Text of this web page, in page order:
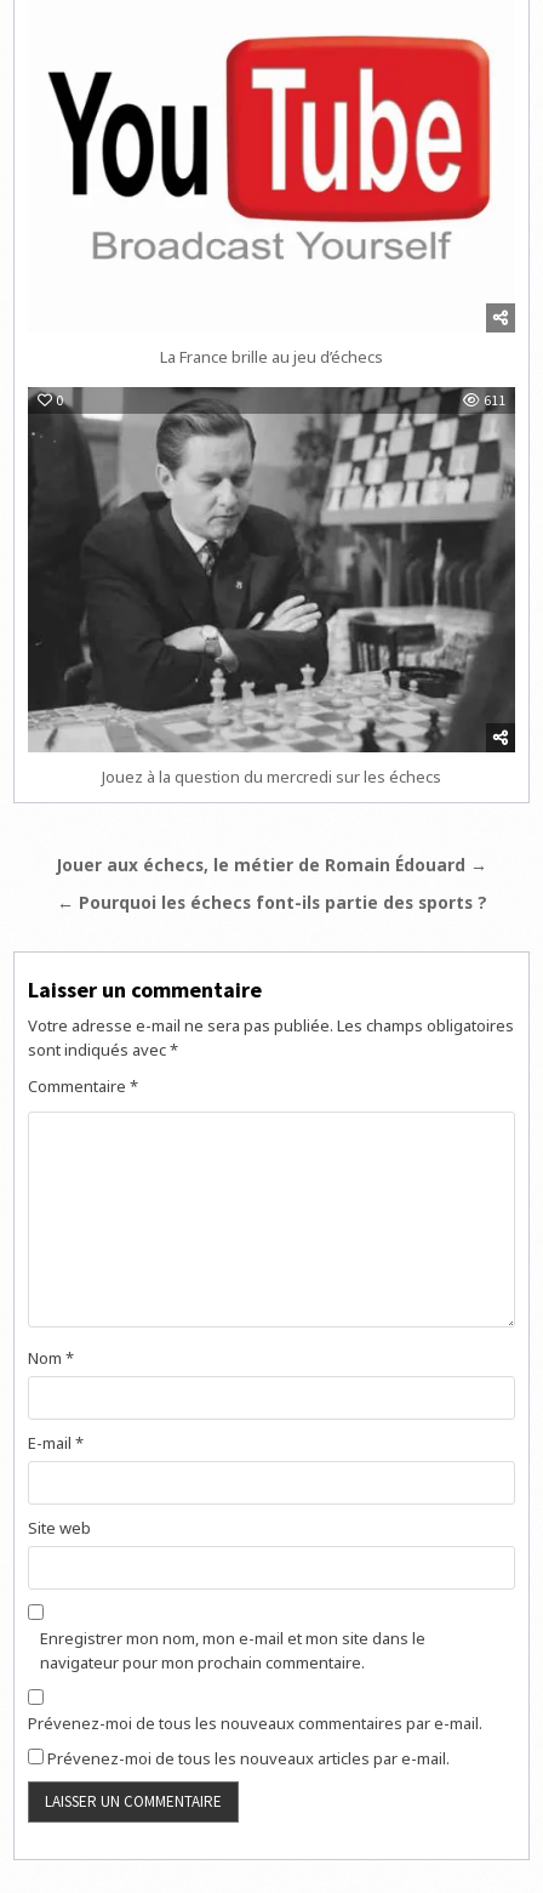
La France brille au jeu d’échecs
0 611
Jouez à la question du mercredi sur les échecs
Navigation
Jouer aux échecs, le métier de Romain Édouard →
← Pourquoi les échecs font-ils partie des sports ?
Laisser un commentaire
Votre adresse e-mail ne sera pas publiée. Les champs obligatoires
sont indiqués avec*
Commentaire*
Nom*
E-mail*
Site web
Enregistrer mon nom, mon e-mail et mon site dans le
navigateur pour mon prochain commentaire.
Prévenez-moi de tous les nouveaux commentaires par e-mail.
Prévenez-moi de tous les nouveaux articles par e-mail.